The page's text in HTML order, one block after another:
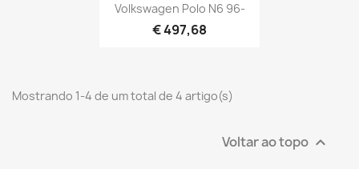
Volkswagen Polo N6 96-
€ 497,68
Mostrando 1-4 de um total de 4 artigo(s)
Voltar ao topo 